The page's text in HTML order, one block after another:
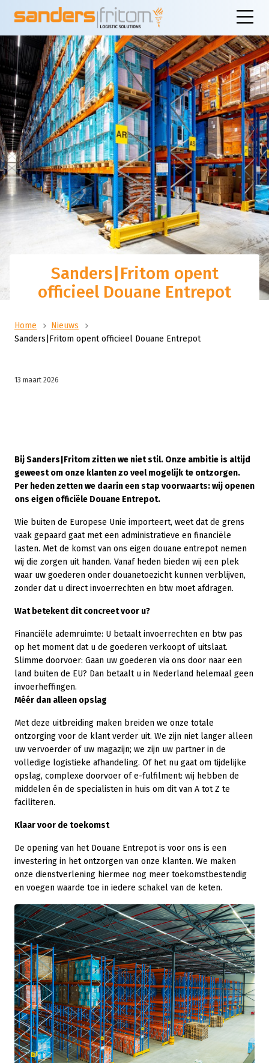
Sanders|Fritom opent
officieel Douane Entrepot
Home
Nieuws
Sanders|Fritom opent officieel Douane Entrepot
13 maart 2026
Bij Sanders|Fritom zitten we niet stil. Onze ambitie is altijd
geweest om onze klanten zo veel mogelijk te ontzorgen.
Per heden zetten we daarin een stap voorwaarts: wij openen
ons eigen officiële Douane Entrepot.
Wie buiten de Europese Unie importeert, weet dat de grens
vaak gepaard gaat met een administratieve en financiële
lasten. Met de komst van ons eigen douane entrepot nemen
wij die zorgen uit handen. Vanaf heden bieden wij een plek
waar uw goederen onder douanetoezicht kunnen verblijven,
zonder dat u direct invoerrechten en btw moet afdragen.
Wat betekent dit concreet voor u?
Financiële ademruimte: U betaalt invoerrechten en btw pas
op het moment dat u de goederen verkoopt of uitslaat.
Slimme doorvoer: Gaan uw goederen via ons door naar een
land buiten de EU? Dan betaalt u in Nederland helemaal geen
invoerheffingen.
Méér dan alleen opslag
Met deze uitbreiding maken breiden we onze totale
ontzorging voor de klant verder uit. We zijn niet langer alleen
uw vervoerder of uw magazijn; we zijn uw partner in de
volledige logistieke afhandeling. Of het nu gaat om tijdelijke
opslag, complexe doorvoer of e-fulfilment: wij hebben de
middelen én de specialisten in huis om dit van A tot Z te
faciliteren.
Klaar voor de toekomst
De opening van het Douane Entrepot is voor ons is een
investering in het ontzorgen van onze klanten. We maken
onze dienstverlening hiermee nog meer toekomstbestendig
en voegen waarde toe in iedere schakel van de keten.